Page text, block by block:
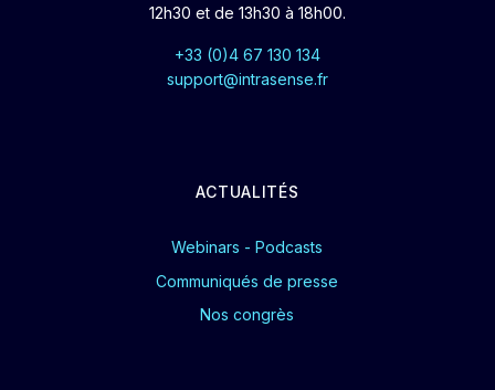
12h30 et de 13h30 à 18h00.
+33 (0)4 67 130 134
support@intrasense.fr
ACTUALITÉS
Webinars - Podcasts
Communiqués de presse
Nos congrès